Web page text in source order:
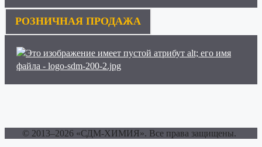
РОЗНИЧНАЯ ПРОДАЖА
© 2013–2026 «СДМ-ХИМИЯ». Все права защищены.